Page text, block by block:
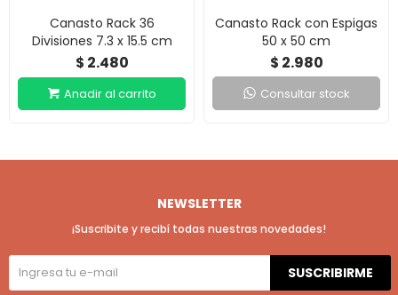
Canasto Rack 36
Divisiones 7.3 x 15.5 cm
$ 2.480
Canasto Rack con Espigas
50 x 50 cm
$ 2.980
Consultar stock
NEWSLETTER
¡Suscribite y recibí todas nuestras novedades!
SUSCRIBIRME